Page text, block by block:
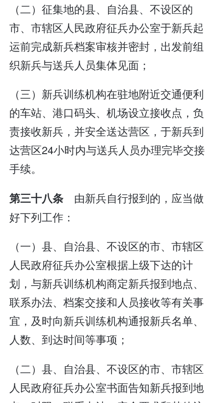
（二）征集地的县、自治县、不设区的
市、市辖区人民政府征兵办公室于新兵起
运前完成新兵档案审核并密封，出发前组
织新兵与送兵人员集体见面；
（三）新兵训练机构在驻地附近交通便利
的车站、港口码头、机场设立接收点，负
责接收新兵，并安全送达营区，于新兵到
达营区24小时内与送兵人员办理完毕交接
手续。
第三十八条 由新兵自行报到的，应当做
好下列工作：
（一）县、自治县、不设区的市、市辖区
人民政府征兵办公室根据上级下达的计
划，与新兵训练机构商定新兵报到地点、
联系办法、档案交接和人员接收等有关事
宜，及时向新兵训练机构通报新兵名单、
人数、到达时间等事项；
（二）县、自治县、不设区的市、市辖区
人民政府征兵办公室书面告知新兵报到地